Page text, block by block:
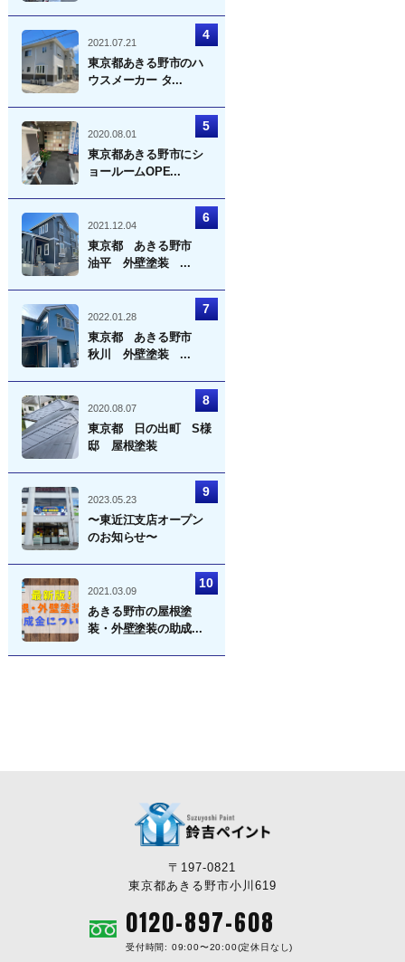
2021.07.21
東京都あきる野市のハ
ウスメーカー タ...
2020.08.01
東京都あきる野市にシ
ョールームOPE...
2021.12.04
東京都 あきる野市
油平 外壁塗装 ...
2022.01.28
東京都 あきる野市
秋川 外壁塗装 ...
2020.08.07
東京都 日の出町 S様
邸 屋根塗装
2023.05.23
〜東近江支店オープン
のお知らせ〜
2021.03.09
あきる野市の屋根塗
装・外壁塗装の助成...
〒197-0821
東京都あきる野市小川619
0120-897-608
受付時間: 09:00〜20:00(定休日なし)